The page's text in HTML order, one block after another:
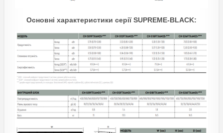
Основні характеристики серії SUPREME-BLACK: